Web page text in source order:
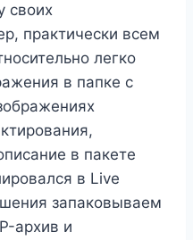
своих
практически всем
легко
в папке с
в пакете
в Live
запаковываем
архив и